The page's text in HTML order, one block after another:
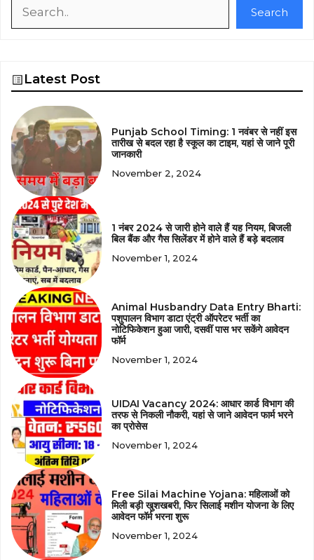
Search
Latest Post
Punjab School Timing: 1 नवंबर से नहीं इस
तारीख से बदल रहा है स्कूल का टाइम, यहां से जाने पूरी
जानकारी
November 2, 2024
1 नंबर 2024 से जारी होने वाले हैं यह नियम, बिजली
बिल बैंक और गैस सिलेंडर में होने वाले हैं बड़े बदलाव
November 1, 2024
Animal Husbandry Data Entry Bharti:
पशुपालन विभाग डाटा एंट्री ऑपरेटर भर्ती का
नोटिफिकेशन हुआ जारी, दसवीं पास भर सकेंगे आवेदन
फॉर्म
November 1, 2024
UIDAI Vacancy 2024: आधार कार्ड विभाग की
तरफ से निकली नौकरी, यहां से जाने आवेदन फार्म भरने
का प्रोसेस
November 1, 2024
Free Silai Machine Yojana: महिलाओं को
मिली बड़ी खुशखबरी, फिर सिलाई मशीन योजना के लिए
आवेदन फॉर्म भरना शुरू
November 1, 2024